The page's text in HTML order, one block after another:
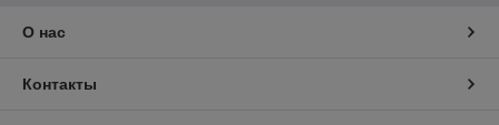
О нас
Контакты